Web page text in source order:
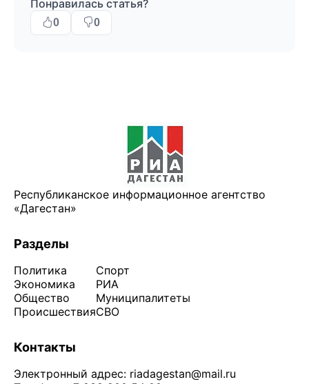
Понравилась статья?
0 0
Республиканское информационное агентство
«Дагестан»
Разделы
Политика
Экономика
Общество
Происшествия
Спорт
РИА
Муниципалитеты
СВО
Контакты
Электронный адрес: riadagestan@mail.ru